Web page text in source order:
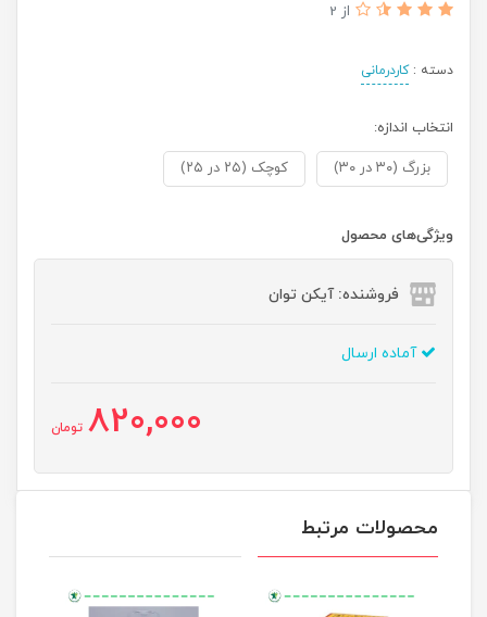
از 2
دسته :کاردرمانی
انتخاب اندازه:
بزرگ (۳۰ در ۳۰) کوچک (۲۵ در ۲۵)
ویژگی‌های محصول
فروشنده: آیکن توان
آماده ارسال
820,000 تومان
محصولات مرتبط